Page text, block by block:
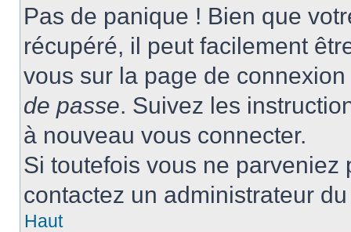
Pas de panique ! Bien que
récupéré, il peut facilement
vous sur la page de
de passe. Suivez les
à nouveau vous connecter.
Si toutefois vous ne
contactez un administrateur
Haut